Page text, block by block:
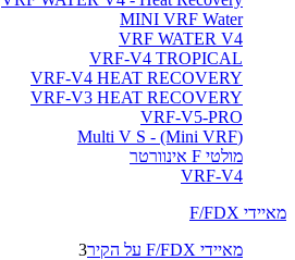
MINI VRF Water
VRF WATER V4
VRF-V4 TROPICAL
VRF-V4 HEAT RECOVERY
VRF-V3 HEAT RECOVERY
VRF-V5-PRO
(Multi V S - (Mini VRF
מולטי F אינוורטר
VRF-V4
מאיידי F/FDX
מאיידי F/FDX על הקיר
3